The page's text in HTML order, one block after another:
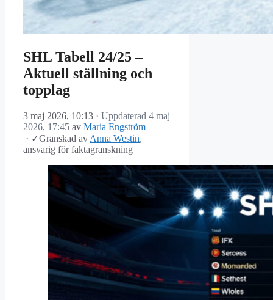
SHL Tabell 24/25 –
Aktuell ställning och
topplag
3 maj 2026, 10:13 · Uppdaterad 4 maj
2026, 17:45 av Maria Engström
· ✓Granskad av Anna Westin,
ansvarig för faktagranskning